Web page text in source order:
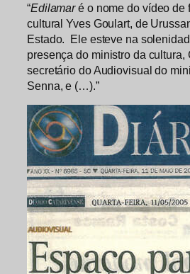
“Edilamaré o nome do vídeo de
cultural Yves Goulart, de
Estado. Ele esteve na
presença do ministro da cultura,
secretário do Audiovisual do
Senna, e (…).”